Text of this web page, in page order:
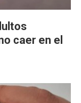
caer en el